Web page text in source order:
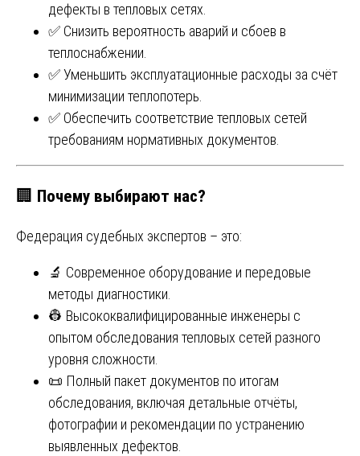
дефекты в тепловых сетях.
✅ Снизить вероятность аварий и сбоев в
теплоснабжении.
✅ Уменьшить эксплуатационные расходы за счёт
минимизации теплопотерь.
✅ Обеспечить соответствие тепловых сетей
требованиям нормативных документов.
🏢 Почему выбирают нас?
Федерация судебных экспертов – это:
🔬 Современное оборудование и передовые
методы диагностики.
👷 Высококвалифицированные инженеры с
опытом обследования тепловых сетей разного
уровня сложности.
📜 Полный пакет документов по итогам
обследования, включая детальные отчёты,
фотографии и рекомендации по устранению
выявленных дефектов.